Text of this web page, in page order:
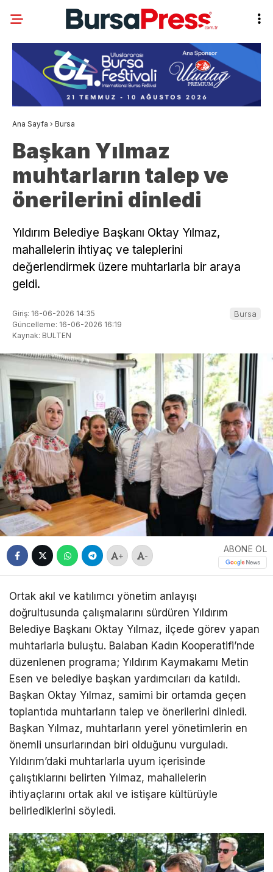
Ana Sayfa › Bursa
Başkan Yılmaz
muhtarların talep ve
önerilerini dinledi
Yıldırım Belediye Başkanı Oktay Yılmaz,
mahallelerin ihtiyaç ve taleplerini
değerlendirmek üzere muhtarlarla bir araya
geldi.
Giriş: 16-06-2026 14:35
Güncelleme: 16-06-2026 16:19
Kaynak: BULTEN
Bursa
+ -
ABONE OL
Ortak akıl ve katılımcı yönetim anlayışı
doğrultusunda çalışmalarını sürdüren Yıldırım
Belediye Başkanı Oktay Yılmaz, ilçede görev yapan
muhtarlarla buluştu. Balaban Kadın Kooperatifi’nde
düzenlenen programa; Yıldırım Kaymakamı Metin
Esen ve belediye başkan yardımcıları da katıldı.
Başkan Oktay Yılmaz, samimi bir ortamda geçen
toplantıda muhtarların talep ve önerilerini dinledi.
Başkan Yılmaz, muhtarların yerel yönetimlerin en
önemli unsurlarından biri olduğunu vurguladı.
Yıldırım’daki muhtarlarla uyum içerisinde
çalıştıklarını belirten Yılmaz, mahallelerin
ihtiyaçlarını ortak akıl ve istişare kültürüyle
belirlediklerini söyledi.